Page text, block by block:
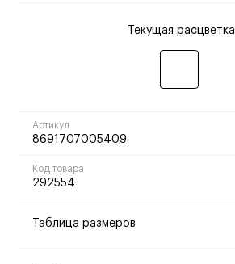
Текущая расцветка
Артикул
8691707005409
Код товара
292554
Таблица размеров